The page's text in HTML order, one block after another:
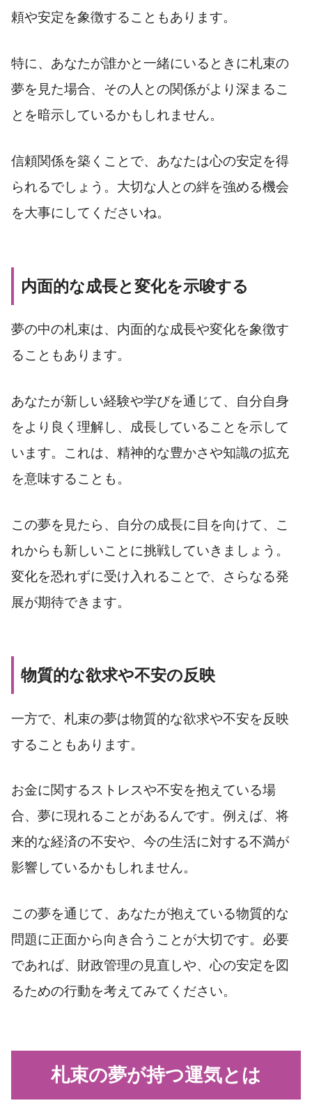
頼や安定を象徴することもあります。
特に、あなたが誰かと一緒にいるときに札束の
夢を見た場合、その人との関係がより深まるこ
とを暗示しているかもしれません。
信頼関係を築くことで、あなたは心の安定を得
られるでしょう。大切な人との絆を強める機会
を大事にしてくださいね。
内面的な成長と変化を示唆する
夢の中の札束は、内面的な成長や変化を象徴す
ることもあります。
あなたが新しい経験や学びを通じて、自分自身
をより良く理解し、成長していることを示して
います。これは、精神的な豊かさや知識の拡充
を意味することも。
この夢を見たら、自分の成長に目を向けて、こ
れからも新しいことに挑戦していきましょう。
変化を恐れずに受け入れることで、さらなる発
展が期待できます。
物質的な欲求や不安の反映
一方で、札束の夢は物質的な欲求や不安を反映
することもあります。
お金に関するストレスや不安を抱えている場
合、夢に現れることがあるんです。例えば、将
来的な経済の不安や、今の生活に対する不満が
影響しているかもしれません。
この夢を通じて、あなたが抱えている物質的な
問題に正面から向き合うことが大切です。必要
であれば、財政管理の見直しや、心の安定を図
るための行動を考えてみてください。
札束の夢が持つ運気とは